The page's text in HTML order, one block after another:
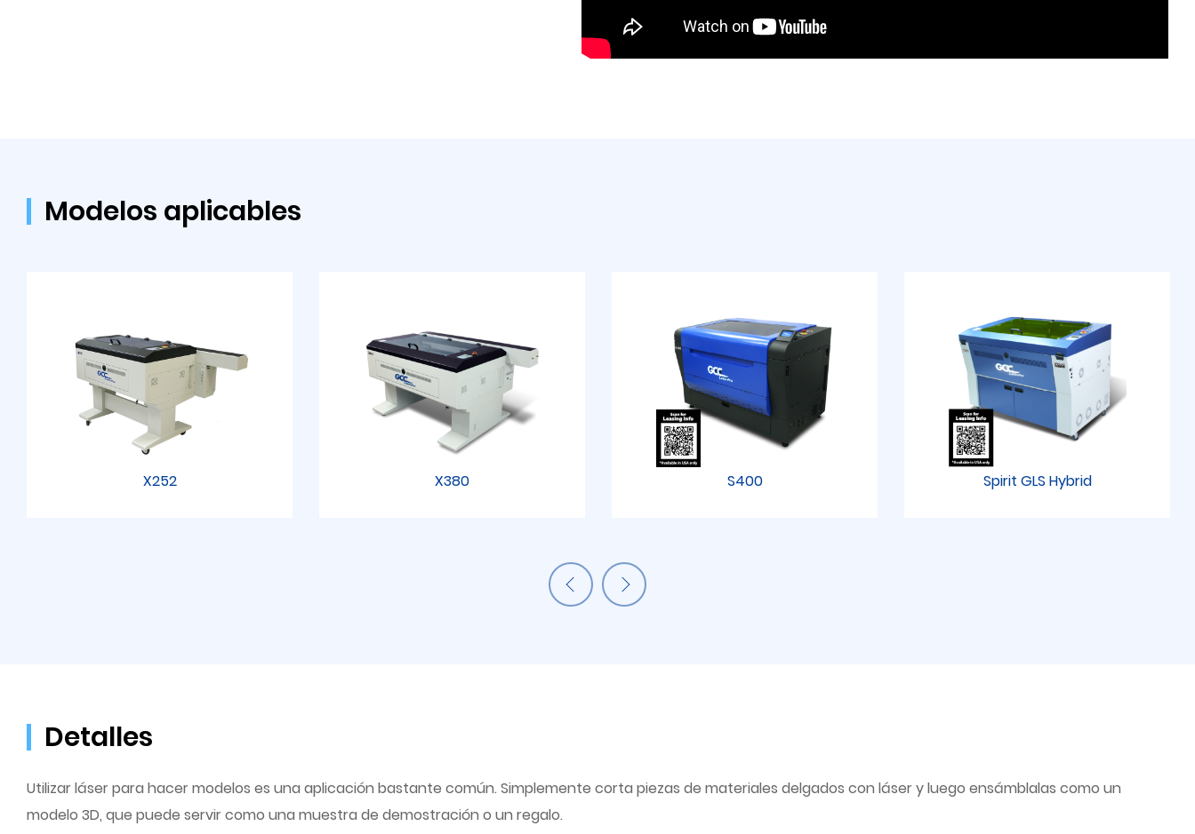
Modelos aplicables
X252 X380 S400 Spirit GLS Hybrid
Detalles
Utilizar láser para hacer modelos es una aplicación bastante común. Simplemente corta piezas de materiales delgados con láser y luego ensámblalas como un
modelo 3D, que puede servir como una muestra de demostración o un regalo.